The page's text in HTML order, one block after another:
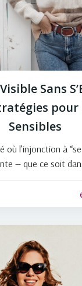
Sans
pour
Sensibles
où l’injonction à
— que ce soit